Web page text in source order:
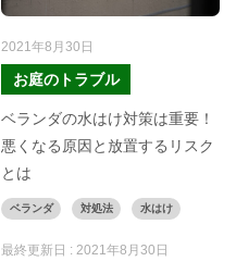
2021年8月30日
お庭のトラブル
ベランダの水はけ対策は重要！
悪くなる原因と放置するリスク
とは
ベランダ 対処法 水はけ
最終更新日 :2021年8月30日